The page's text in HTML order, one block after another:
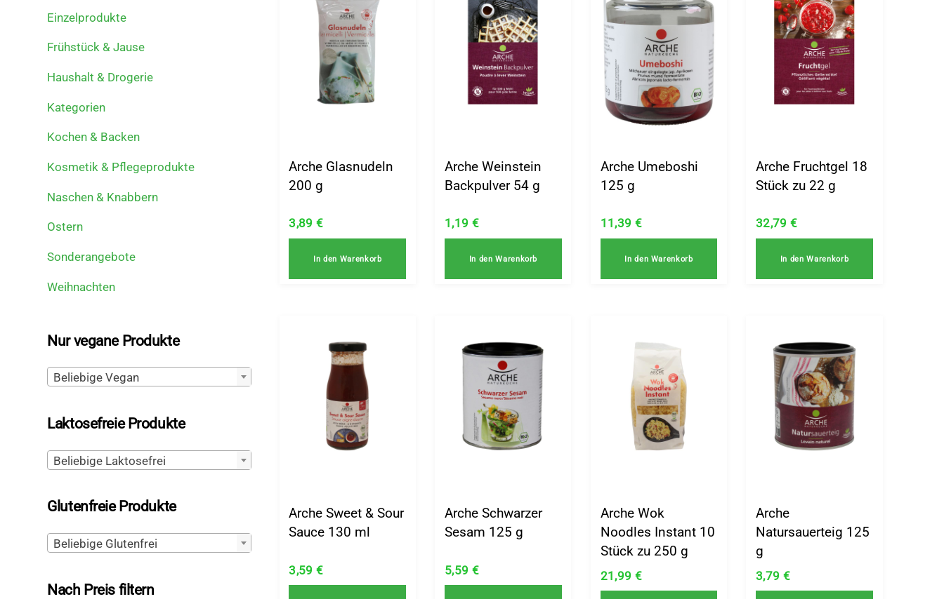
Arche Glasnudeln
200 g
3,89€
In den Warenkorb
Arche Weinstein
Backpulver 54 g
1,19 €
In den Warenkorb
Arche Umeboshi
125 g
11,39 €
In den Warenkorb
Arche Fruchtgel 18
Stück zu 22 g
32,79€
In den Warenkorb
Arche Sweet & Sour
Sauce 130 ml
3,59€
Arche Schwarzer
Sesam 125 g
5,59 €
Arche Wok
Noodles Instant 10
Stück zu 250 g
21,99 €
Arche
Natursauerteig 125
g
3,79 €
Einzelprodukte
Frühstück & Jause
Haushalt & Drogerie
Kategorien
Kochen & Backen
Kosmetik & Pflegeprodukte
Naschen & Knabbern
Ostern
Sonderangebote
Weihnachten
Nur vegane Produkte
Beliebige Vegan
Laktosefreie Produkte
Beliebige Laktosefrei
Glutenfreie Produkte
Beliebige Glutenfrei
Nach Preis filtern